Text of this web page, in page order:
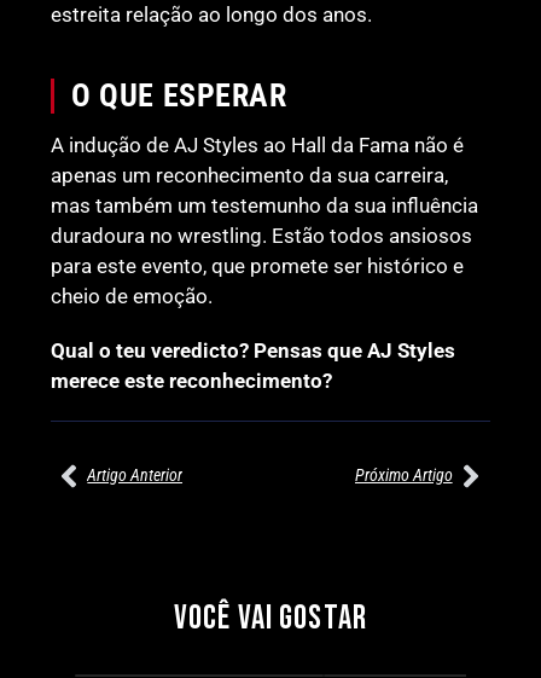
estreita relação ao longo dos anos.
O QUE ESPERAR
A indução de AJ Styles ao Hall da Fama não é
apenas um reconhecimento da sua carreira,
mas também um testemunho da sua influência
duradoura no wrestling. Estão todos ansiosos
para este evento, que promete ser histórico e
cheio de emoção.
Qual o teu veredicto? Pensas que AJ Styles
merece este reconhecimento?
Artigo Anterior Próximo Artigo
VOCÊ VAI GOSTAR
SEGMENTOS A NÃO PERDER
Por exclusivewrestling
MUNDIAL FEMININO NA AEW
REDEMPTION
Por exclusivewrestling